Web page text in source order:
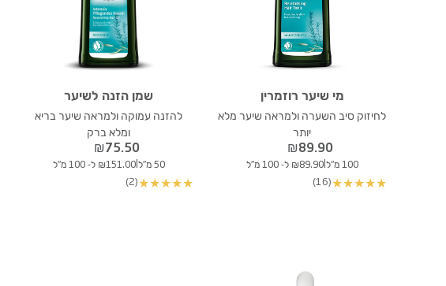
מי שיער רוזמרין
לחיזוק סיב השערה ולמראה שיער מלא
יותר
₪89.90
100 מ"ל |₪89.90 ל- 100 מ"ל
★
★
★
★
★
(16)
שמן הזנה לשיער
להזנה עמוקה ולמראה שיער בריא
ומלא ברק
₪75.50
50 מ"ל |₪151.00 ל- 100 מ"ל
★
★
★
★
★
(2)